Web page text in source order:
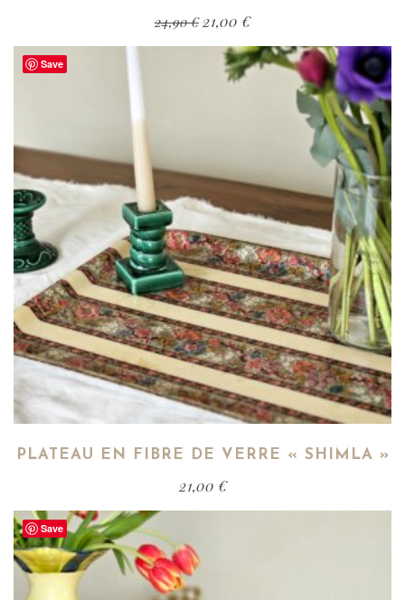
24,90€ 21,00 €
Save
PLATEAU EN FIBRE DE VERRE « SHIMLA »
21,00 €
Save